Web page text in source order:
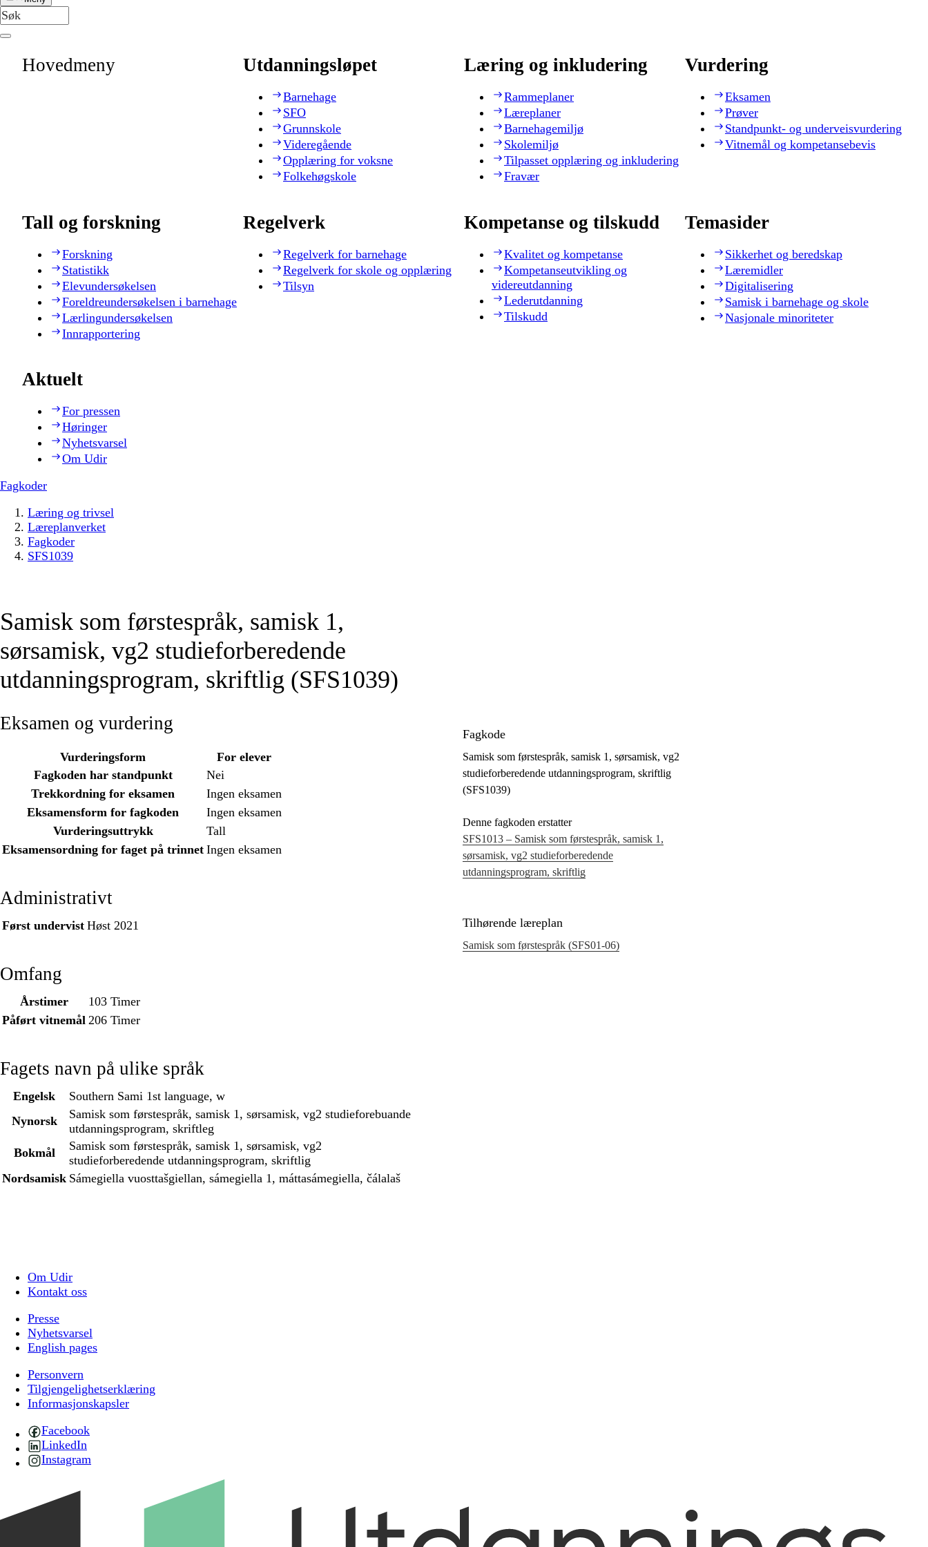
Hovedmeny Utdanningsløpet
Barnehage
SFO
Grunnskole
Videregående
Opplæring for voksne
Folkehøgskole
Læring og inkludering
Rammeplaner
Læreplaner
Barnehagemiljø
Skolemiljø
Tilpasset opplæring og inkludering
Fravær
Vurdering
Eksamen
Prøver
Standpunkt- og underveisvurdering
Vitnemål og kompetansebevis
Tall og forskning
Forskning
Statistikk
Elevundersøkelsen
Foreldreundersøkelsen i barnehage
Lærlingundersøkelsen
Innrapportering
Regelverk
Regelverk for barnehage
Regelverk for skole og opplæring
Tilsyn
Kompetanse og tilskudd
Kvalitet og kompetanse
Kompetanseutvikling og
videreutdanning
Lederutdanning
Tilskudd
Temasider
Sikkerhet og beredskap
Læremidler
Digitalisering
Samisk i barnehage og skole
Nasjonale minoriteter
Aktuelt
For pressen
Høringer
Nyhetsvarsel
Om Udir
Fagkoder
Læring og trivsel
Læreplanverket
Fagkoder
SFS1039
Samisk som førstespråk, samisk 1,
sørsamisk, vg2 studieforberedende
utdanningsprogram, skriftlig (SFS1039)
Eksamen og vurdering
Vurderingsform
For elever
Fagkoden har standpunkt
Nei
Trekkordning for eksamen
Ingen eksamen
Eksamensform for fagkoden
Ingen eksamen
Vurderingsuttrykk
Tall
Eksamensordning for faget på trinnet Ingen eksamen
Administrativt
Først undervist Høst 2021
Omfang
Årstimer
103 Timer
Påført vitnemål 206 Timer
Fagets navn på ulike språk
Engelsk
Southern Sami 1st language, w
Nynorsk
Samisk som førstespråk, samisk 1, sørsamisk, vg2 studieforebuande
utdanningsprogram, skriftleg
Bokmål
Samisk som førstespråk, samisk 1, sørsamisk, vg2
studieforberedende utdanningsprogram, skriftlig
Nordsamisk Sámegiella vuosttašgiellan, sámegiella 1, máttasámegiella, čálalaš
Fagkode
Samisk som førstespråk, samisk 1, sørsamisk, vg2
studieforberedende utdanningsprogram, skriftlig
(SFS1039)
Denne fagkoden erstatter
SFS1013 – Samisk som førstespråk, samisk 1,
sørsamisk, vg2 studieforberedende
utdanningsprogram, skriftlig
Tilhørende læreplan
Samisk som førstespråk (SFS01‑06)
Om Udir
Kontakt oss
Presse
Nyhetsvarsel
English pages
Personvern
Tilgjengelighetserklæring
Informasjonskapsler
Facebook
LinkedIn
Instagram